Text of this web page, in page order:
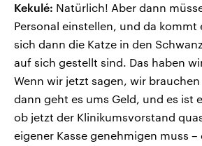
Kekulé: Natürlich! Aber dann
Personal einstellen, und da kommt
sich dann die Katze in den
auf sich gestellt sind. Das haben
Wenn wir jetzt sagen, wir
dann geht es ums Geld, und es ist
ob jetzt der Klinikumsvorstand
eigener Kasse genehmigen muss